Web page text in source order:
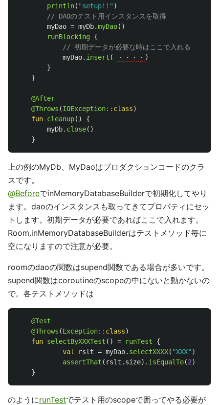
println( "setup!!" )
// DAOのテスト用インスタンスを取得
myDao = myDb.myDao()
runBlocking {
// 初期データが必要な時はここで入れる
myDao. insert ( ・・・・ )
}
}
@After
@Throws (IOException:: class)
fun cleanup()
{
myDb. close()
}
上の例のMyDb、MyDaoはプロダクションコードのクラ
スです。
@BeforeでinMemoryDatabaseBuilderで初期化してやり
ます。daoのインスタンスも取ってきてプロパティにセッ
トします。初期データが必要であればここで入れます。
Room.inMemoryDatabaseBuilderはテストメソッド毎に
空になりますので注意が必要。
roomのdaoの関数はsupend関数である場合が多いです。
supend関数はcoroutineのscopeの中にないと動かないの
で。各テストメソッドは
@Test
@Throws (Exception:: class)
fun selectByXXXTest () = runTest
{
val
rslt = myDao. selectXXXX( "XXX" )
assertThat ( rslt . size). isEqualTo(2)
}
のようにrunTestでテスト用のscopeで囲ってやる必要が